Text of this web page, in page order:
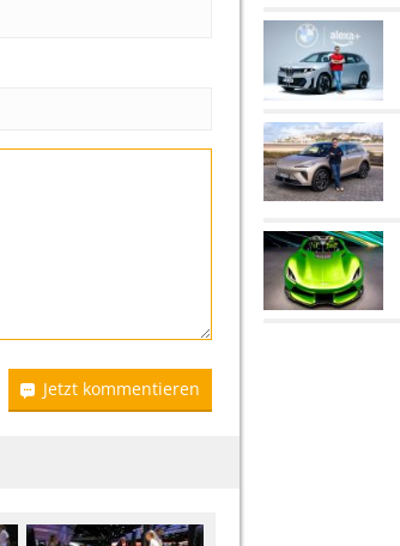
Jetzt kommentieren